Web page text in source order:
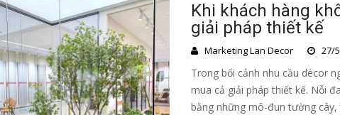
Khi khách hàng
giải pháp thiết kế
Marketing Lan Decor 27/
Trong bối cảnh nhu cầu décor
mua cả giải pháp thiết kế. Nỗi
bằng những mô-đun tường cây,